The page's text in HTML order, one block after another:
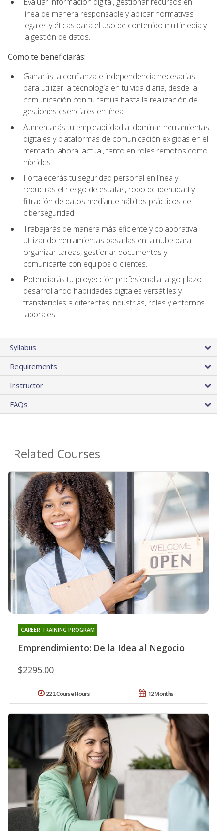
Evaluar información digital, gestionar recursos en
línea de manera responsable y aplicar normativas
legales y éticas para el uso de contenido multimedia y
la gestión de datos.
Cómo te beneficiarás:
Ganarás la confianza e independencia necesarias
para utilizar la tecnología en tu vida diaria, desde la
comunicación con tu familia hasta la realización de
gestiones esenciales en línea.
Aumentarás tu empleabilidad al dominar herramientas
digitales y plataformas de comunicación exigidas en el
mercado laboral actual, tanto en roles remotos como
híbridos.
Fortalecerás tu seguridad personal en línea y
reducirás el riesgo de estafas, robo de identidad y
filtración de datos mediante hábitos prácticos de
ciberseguridad.
Trabajarás de manera más eficiente y colaborativa
utilizando herramientas basadas en la nube para
organizar tareas, gestionar documentos y
comunicarte con equipos o clientes.
Potenciarás tu proyección profesional a largo plazo
desarrollando habilidades digitales versátiles y
transferibles a diferentes industrias, roles y entornos
laborales.
Syllabus
Requirements
Instructor
FAQs
Related Courses
Emprendimiento: De la Idea al Negocio
CAREER TRAINING PROGRAM
$2295.00
12 Months
222 Course Hours